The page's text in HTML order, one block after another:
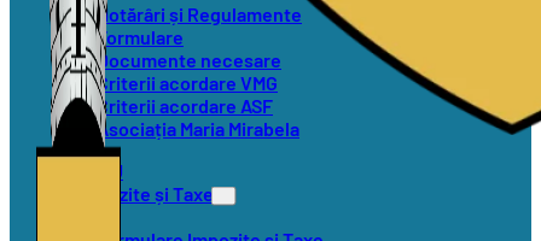
Hotărâri și Regulamente
Formulare
Documente necesare
Criterii acordare VMG
Criterii acordare ASF
Asociația Maria Mirabela
SVSU
Impozite și Taxe